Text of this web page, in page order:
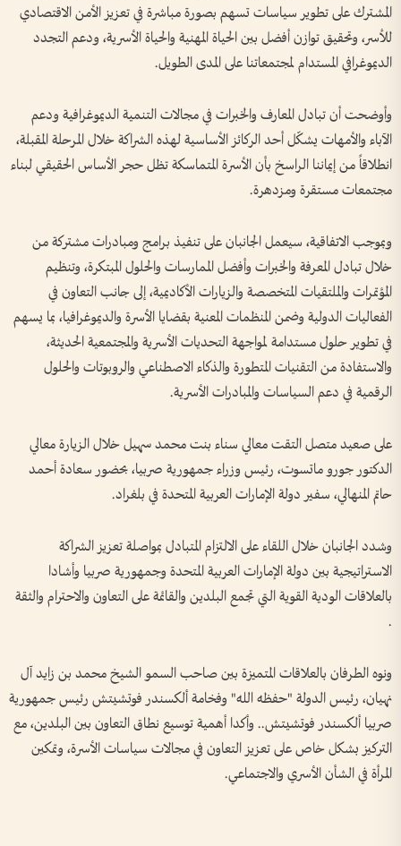
المشترك على تطوير سياسات تسهم بصورة مباشرة في تعزيز الأمن الاقتصادي
للأسر، وتحقيق توازن أفضل بين الحياة المهنية والحياة الأسرية، ودعم التجدد
الديموغرافي المستدام لمجتمعاتنا على المدى الطويل.
وأوضحت أن تبادل المعارف والخبرات في مجالات التنمية الديموغرافية ودعم
الآباء والأمهات يشكّل أحد الركائز الأساسية لهذه الشراكة خلال المرحلة المقبلة،
انطلاقاً من إيماننا الراسخ بأن الأسرة المتماسكة تظل حجر الأساس الحقيقي لبناء
مجتمعات مستقرة ومزدهرة.
وبموجب الاتفاقية، سيعمل الجانبان على تنفيذ برامج ومبادرات مشتركة من
خلال تبادل المعرفة والخبرات وأفضل الممارسات والحلول المبتكرة، وتنظيم
المؤتمرات والملتقيات المتخصصة والزيارات الأكاديمية، إلى جانب التعاون في
الفعاليات الدولية وضمن المنظمات المعنية بقضايا الأسرة والديموغرافيا، بما يسهم
في تطوير حلول مستدامة لمواجهة التحديات الأسرية والمجتمعية الحديثة،
والاستفادة من التقنيات المتطورة والذكاء الاصطناعي والروبوتات والحلول
الرقمية في دعم السياسات والمبادرات الأسرية.
على صعيد متصل التقت معالي سناء بنت محمد سهيل خلال الزيارة معالي
الدكتور جورو ماتسوت، رئيس وزراء جمهورية صربيا، بحضور سعادة أحمد
حاتم المنهالي، سفير دولة الإمارات العربية المتحدة في بلغراد.
وشدد الجانبان خلال اللقاء على الالتزام المتبادل بمواصلة تعزيز الشراكة
الاستراتيجية بين دولة الإمارات العربية المتحدة وجمهورية صربيا وأشادا
بالعلاقات الودية القوية التي تجمع البلدين والقائمة على التعاون والاحترام والثقة
.
ونوه الطرفان بالعلاقات المتميزة بين صاحب السمو الشيخ محمد بن زايد آل
نهيان، رئيس الدولة "حفظه الله" وفخامة ألكسندر فوتشيتش رئيس جمهورية
صربيا ألكسندر فوتشيتش.. وأكدا أهمية توسيع نطاق التعاون بين البلدين، مع
التركيز بشكل خاص على تعزيز التعاون في مجالات سياسات الأسرة، وتمكين
المرأة في الشأن الأسري والاجتماعي.